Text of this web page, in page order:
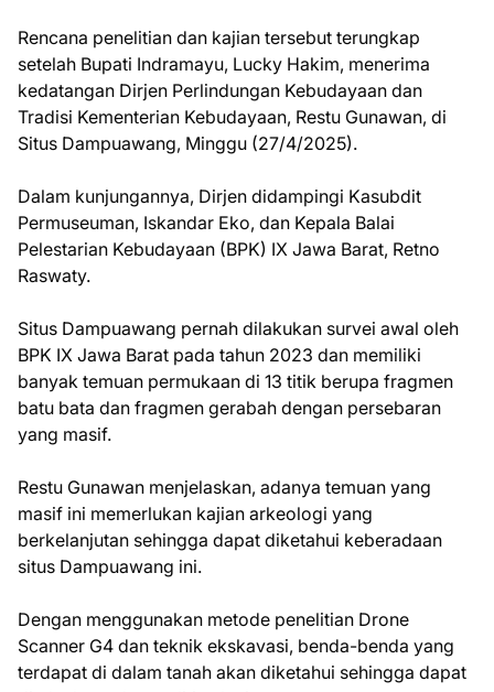
Rencana penelitian dan kajian tersebut terungkap
setelah Bupati Indramayu, Lucky Hakim, menerima
kedatangan Dirjen Perlindungan Kebudayaan dan
Tradisi Kementerian Kebudayaan, Restu Gunawan, di
Situs Dampuawang, Minggu (27/4/2025).
Dalam kunjungannya, Dirjen didampingi Kasubdit
Permuseuman, Iskandar Eko, dan Kepala Balai
Pelestarian Kebudayaan (BPK) IX Jawa Barat, Retno
Raswaty.
Situs Dampuawang pernah dilakukan survei awal oleh
BPK IX Jawa Barat pada tahun 2023 dan memiliki
banyak temuan permukaan di 13 titik berupa fragmen
batu bata dan fragmen gerabah dengan persebaran
yang masif.
Restu Gunawan menjelaskan, adanya temuan yang
masif ini memerlukan kajian arkeologi yang
berkelanjutan sehingga dapat diketahui keberadaan
situs Dampuawang ini.
Dengan menggunakan metode penelitian Drone
Scanner G4 dan teknik ekskavasi, benda-benda yang
terdapat di dalam tanah akan diketahui sehingga dapat